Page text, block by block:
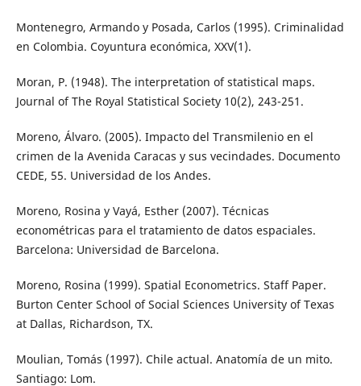
Montenegro, Armando y Posada, Carlos (1995). Criminalidad
en Colombia. Coyuntura económica, XXV(1).
Moran, P. (1948). The interpretation of statistical maps.
Journal of The Royal Statistical Society 10(2), 243-251.
Moreno, Álvaro. (2005). Impacto del Transmilenio en el
crimen de la Avenida Caracas y sus vecindades. Documento
CEDE, 55. Universidad de los Andes.
Moreno, Rosina y Vayá, Esther (2007). Técnicas
econométricas para el tratamiento de datos espaciales.
Barcelona: Universidad de Barcelona.
Moreno, Rosina (1999). Spatial Econometrics. Staff Paper.
Burton Center School of Social Sciences University of Texas
at Dallas, Richardson, TX.
Moulian, Tomás (1997). Chile actual. Anatomía de un mito.
Santiago: Lom.